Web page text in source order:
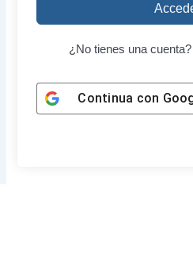
¿No tienes una cuenta?
Continua con